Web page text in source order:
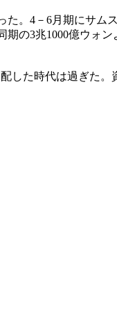
。4－6月期にサム
の3兆1000億ウォ
た時代は過ぎた